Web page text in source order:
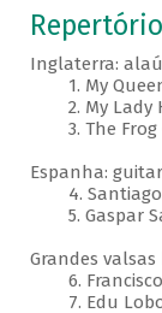
Inglaterra:
1. My Queen
2. My Lady
3. The Frog
Espanha:
4. Santiago
5. Gaspar
Grandes
6. Francisco
7. Edu Lobo